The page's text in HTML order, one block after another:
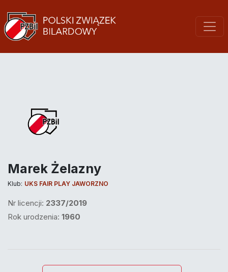
Marek Żelazny
Klub: UKS FAIR PLAY JAWORZNO
Nr licencji: 2337/2019
Rok urodzenia: 1960